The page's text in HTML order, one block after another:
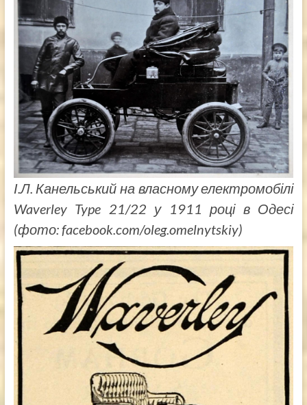
І.Л. Канельський на власному електромобілі
Waverley Type 21/22 у 1911 році в Одесі
(фото: facebook.com/oleg.omelnytskiy)